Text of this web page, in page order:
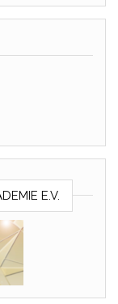
E.V.